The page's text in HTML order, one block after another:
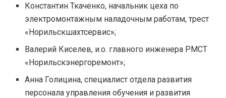
Константин Ткаченко, начальник цеха по
электромонтажным наладочным работам, трест
«Норильскшахтсервис»;
Валерий Киселев, и.о. главного инженера РМСТ
«Норильскэнергоремонт»;
Анна Голицина, специалист отдела развития
персонала управления обучения и развития